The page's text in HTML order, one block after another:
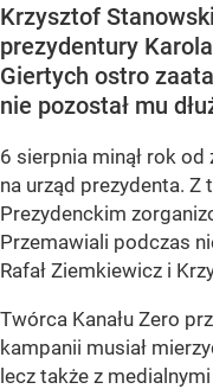
Krzysztof
prezydentury
Giertych ostro
nie pozostał mu
6 sierpnia minął rok
na urząd prezydenta. Z
Prezydenckim
Przemawiali podczas
Rafał Ziemkiewicz i
Twórca Kanału Zero
kampanii musiał
lecz także z